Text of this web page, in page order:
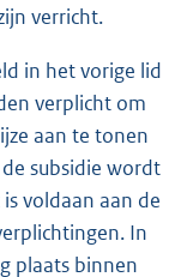
verricht.
in het vorige lid
verplicht om
aan te tonen
subsidie wordt
voldaan aan de
In
plaats binnen